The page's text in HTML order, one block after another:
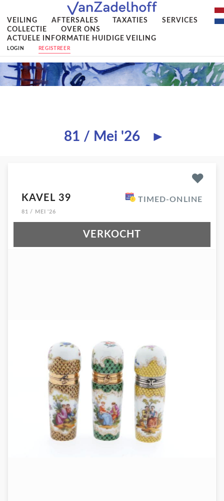
VEILING AFTERSALES TAXATIES
SERVICES
COLLECTIE
OVER ONS
ACTUELE INFORMATIE HUIDIGE VEILING
LOGIN REGISTREER
81 / Mei '26 ►
KAVEL 39 TIMED-ONLINE
81 / MEI '26
VERKOCHT